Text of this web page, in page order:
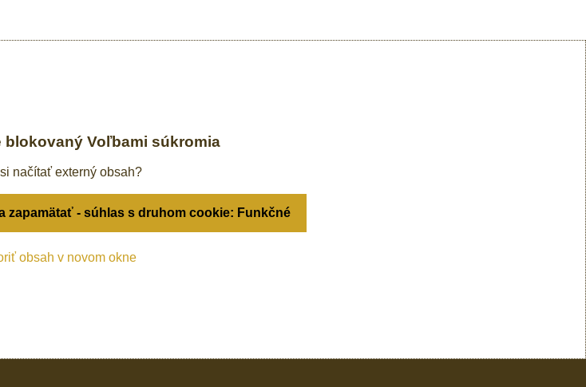
blokovaný Voľbami súkromia
načítať externý obsah?
zapamätať - súhlas s druhom cookie: Funkčné
obsah v novom okne